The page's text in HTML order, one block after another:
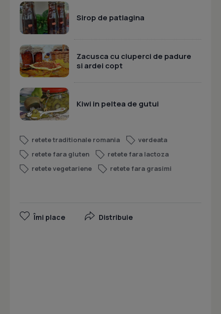
Sirop de patlagina
Zacusca cu ciuperci de padure
si ardei copt
Kiwi in peltea de gutui
retete traditionale romania
verdeata
retete fara gluten
retete fara lactoza
retete vegetariene
retete fara grasimi
Îmi place Distribuie